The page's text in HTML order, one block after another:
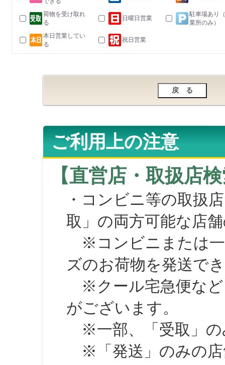
荷物を受け取れ
る
日曜日営業
駐車場あり
業所のみ）
本日営業してい
る
祝日営業
ご利用上の注意
【直営店・取扱店
・コンビニ等の取扱
取」の両方可能な店
※コンビニまたは一
ズのお荷物を発送で
※クール宅急便など
がございます。
※一部、「受取」の
※「発送」のみの店